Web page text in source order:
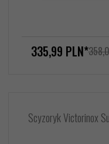
335,99 PLN*
Scyzoryk Victorinox